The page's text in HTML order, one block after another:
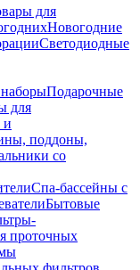
для
Новогодние
Светодиодные
Подарочные
для
и
поддоны,
со
Спа-бассейны с
Бытовые
проточных